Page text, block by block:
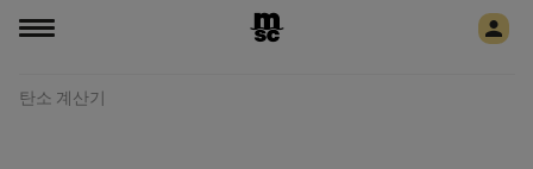
탄소 계산기